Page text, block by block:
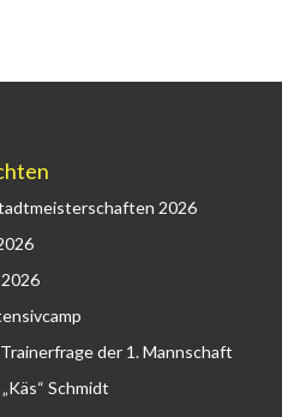
2026
der 1. Mannschaft
Schmidt